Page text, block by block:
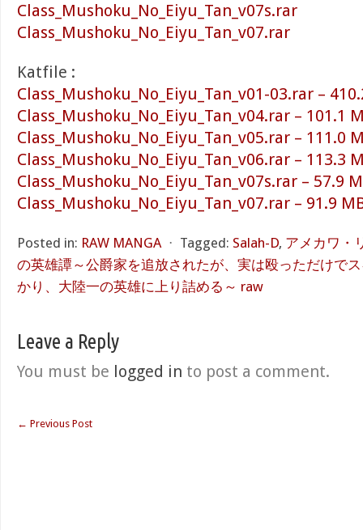
Class_Mushoku_No_Eiyu_Tan_v07s.rar
Class_Mushoku_No_Eiyu_Tan_v07.rar
Katfile :
Class_Mushoku_No_Eiyu_Tan_v01-03.rar –
Class_Mushoku_No_Eiyu_Tan_v04.rar – 101.1
Class_Mushoku_No_Eiyu_Tan_v05.rar – 111.0
Class_Mushoku_No_Eiyu_Tan_v06.rar – 113.3
Class_Mushoku_No_Eiyu_Tan_v07s.rar – 57.9
Class_Mushoku_No_Eiyu_Tan_v07.rar – 91.9
Posted in: RAW MANGA ⋅ Tagged: Salah-D, アメカワ・
の英雄譚～公爵家を追放されたが、実は殴っただけで
かり、大陸一の英雄に上り詰める～ raw
Leave a Reply
You must be logged in to post a comment.
← Previous Post